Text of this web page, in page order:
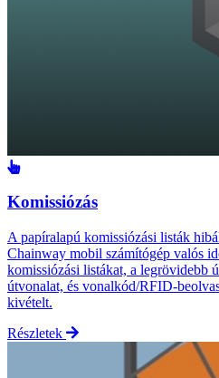
Komissiózás
A papíralapú komissiózási listák
Chainway mobil számítógép valós
komissiózási listákat, a legrövidebb
útvonalat, és vonalkód/RFID-
kivételt.
Részletek